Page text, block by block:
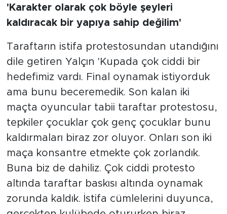
'Karakter olarak çok böyle şeyleri
kaldıracak bir yapıya sahip değilim'
Taraftarın istifa protestosundan utandığını
dile getiren Yalçın 'Kupada çok ciddi bir
hedefimiz vardı. Final oynamak istiyorduk
ama bunu beceremedik. Son kalan iki
maçta oyuncular tabii taraftar protestosu,
tepkiler çocuklar çok genç çocuklar bunu
kaldırmaları biraz zor oluyor. Onları son iki
maça konsantre etmekte çok zorlandık.
Buna biz de dahiliz. Çok ciddi protesto
altında taraftar baskısı altında oynamak
zorunda kaldık. İstifa cümlelerini duyunca,